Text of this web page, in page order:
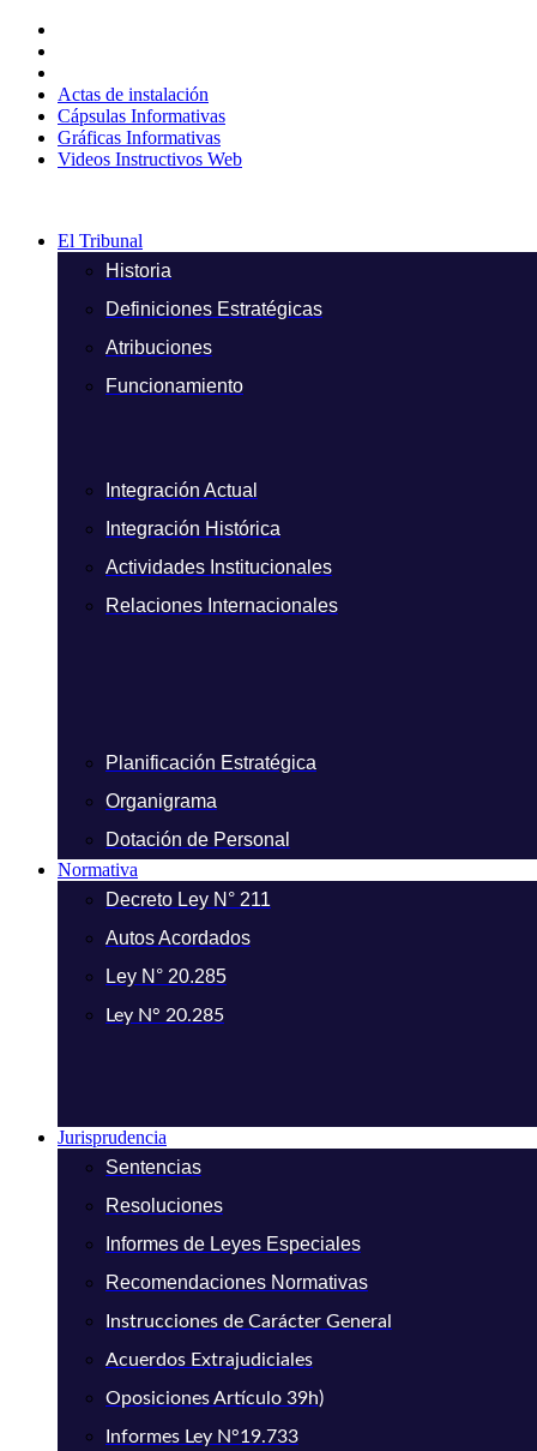
contenido
Actas de instalación
Cápsulas Informativas
Gráficas Informativas
Videos Instructivos Web
El Tribunal
Historia
Definiciones Estratégicas
Atribuciones
Funcionamiento
Integración Actual
Integración Histórica
Actividades Institucionales
Relaciones Internacionales
Planificación Estratégica
Organigrama
Dotación de Personal
Normativa
Decreto Ley N° 211
Autos Acordados
Ley N° 20.285
Ley N° 20.285
Jurisprudencia
Sentencias
Resoluciones
Informes de Leyes Especiales
Recomendaciones Normativas
Instrucciones de Carácter General
Acuerdos Extrajudiciales
Oposiciones Artículo 39h)
Informes Ley N°19.733